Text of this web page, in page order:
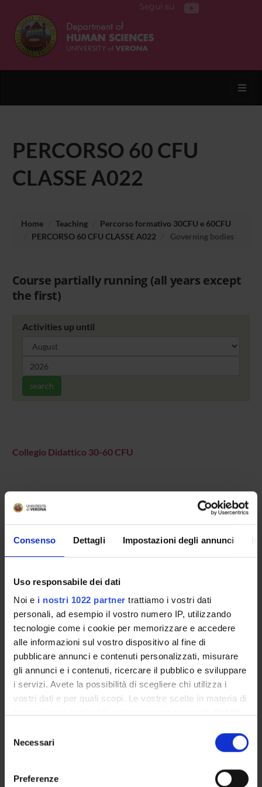
Consenso Dettagli Impostazioni degli annunci
Uso responsabile dei dati
Noi e i nostri 1022 partner trattiamo i vostri dati
personali, ad esempio il vostro numero IP, utilizzando
tecnologie come i cookie per memorizzare e accedere
alle informazioni sul vostro dispositivo al fine di
pubblicare annunci e contenuti personalizzati, misurare
gli annunci e i contenuti, ricercare il pubblico e sviluppare
i servizi. Avete la possibilità di scegliere chi utilizza i
vostri dati e per quali scopi. Le vostre scelte in materia di
modificare o revocare il proprio consenso in qualsiasi
momento dalla Dichiarazione sui cookie o facendo clic
delNecessari
Preferenze
Segui su
PERCORSO 60 CFU
CLASSE A022
Home Teaching
Percorso formativo 30CFU e 60CFU
PERCORSO 60 CFU CLASSE A022
Governing bodies
Course partially running (all years except
the first)
Activities up until
search
Collegio Didattico 30-60 CFU
Overview
Enrolment Policy
Academic Calendar
Lesson timetable
Degree Programme
Exam calendar
Notices
Thesis and internship proposals
Governing bodies
Faculty staff
PHD PROGRAMMES AND POSTGRADUATE